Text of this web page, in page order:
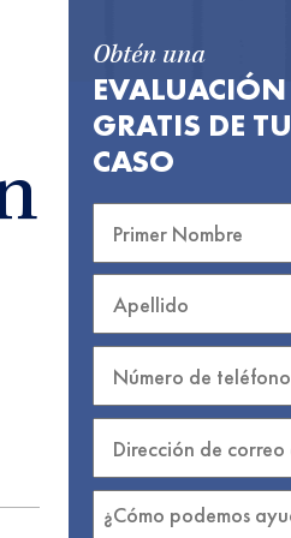
Obtén una
EVALUACIÓN
GRATIS DE TU
CASO